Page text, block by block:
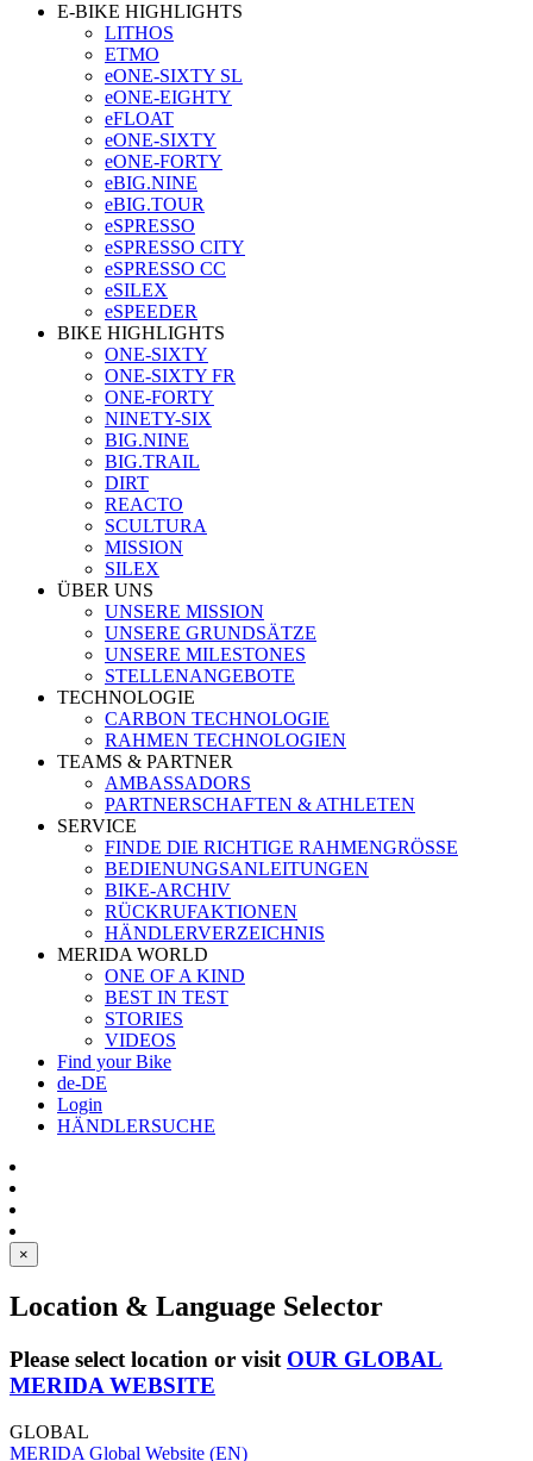
E-BIKE HIGHLIGHTS
LITHOS
ETMO
eONE-SIXTY SL
eONE-EIGHTY
eFLOAT
eONE-SIXTY
eONE-FORTY
eBIG.NINE
eBIG.TOUR
eSPRESSO
eSPRESSO CITY
eSPRESSO CC
eSILEX
eSPEEDER
BIKE HIGHLIGHTS
ONE-SIXTY
ONE-SIXTY FR
ONE-FORTY
NINETY-SIX
BIG.NINE
BIG.TRAIL
DIRT
REACTO
SCULTURA
MISSION
SILEX
ÜBER UNS
UNSERE MISSION
UNSERE GRUNDSÄTZE
UNSERE MILESTONES
STELLENANGEBOTE
TECHNOLOGIE
CARBON TECHNOLOGIE
RAHMEN TECHNOLOGIEN
TEAMS & PARTNER
AMBASSADORS
PARTNERSCHAFTEN & ATHLETEN
SERVICE
FINDE DIE RICHTIGE RAHMENGRÖSSE
BEDIENUNGSANLEITUNGEN
BIKE-ARCHIV
RÜCKRUFAKTIONEN
HÄNDLERVERZEICHNIS
MERIDA WORLD
ONE OF A KIND
BEST IN TEST
STORIES
VIDEOS
Find your Bike
de-DE
Login
HÄNDLERSUCHE
×
Location & Language Selector
Please select location or visit OUR GLOBAL
MERIDA WEBSITE
GLOBAL
MERIDA Global Website (EN)